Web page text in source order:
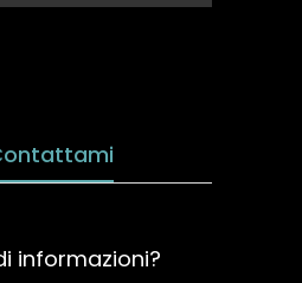
informazioni?